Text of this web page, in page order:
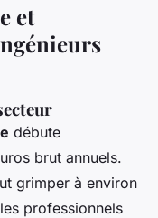
et
débute
brut annuels.
grimper à environ
professionnels